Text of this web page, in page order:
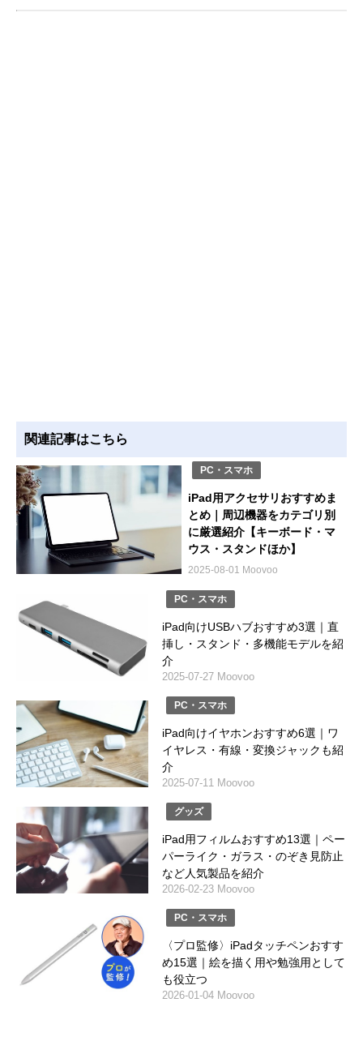
関連記事はこちら
PC・スマホ
iPad用アクセサリおすすめま
とめ｜周辺機器をカテゴリ別
に厳選紹介【キーボード・マ
ウス・スタンドほか】
2025-08-01 Moovoo
PC・スマホ
iPad向けUSBハブおすすめ3選｜直
挿し・スタンド・多機能モデルを紹
介
2025-07-27 Moovoo
PC・スマホ
iPad向けイヤホンおすすめ6選｜ワ
イヤレス・有線・変換ジャックも紹
介
2025-07-11 Moovoo
グッズ
iPad用フィルムおすすめ13選｜ペー
パーライク・ガラス・のぞき見防止
など人気製品を紹介
2026-02-23 Moovoo
PC・スマホ
〈プロ監修〉iPadタッチペンおすす
め15選｜絵を描く用や勉強用として
も役立つ
2026-01-04 Moovoo